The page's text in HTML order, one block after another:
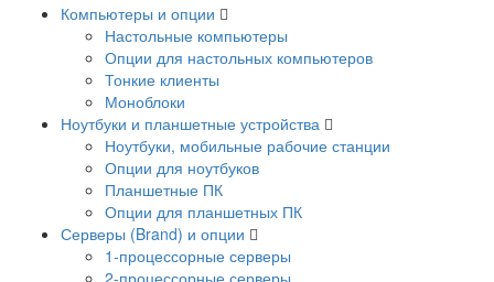
Компьютеры и опции
Настольные компьютеры
Опции для настольных компьютеров
Тонкие клиенты
Моноблоки
Ноутбуки и планшетные устройства
Ноутбуки, мобильные рабочие станции
Опции для ноутбуков
Планшетные ПК
Опции для планшетных ПК
Серверы (Brand) и опции
1-процессорные серверы
2-процессорные серверы